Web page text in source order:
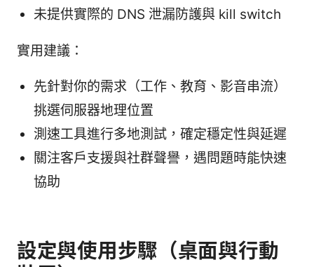
未提供實際的 DNS 泄漏防護與 kill switch
實用建議：
先針對你的需求（工作、教育、影音串流）
挑選伺服器地理位置
測速工具進行多地測試，確定穩定性與延遲
關注客戶支援與社群聲譽，遇問題時能快速
協助
設定與使用步驟（桌面與行動